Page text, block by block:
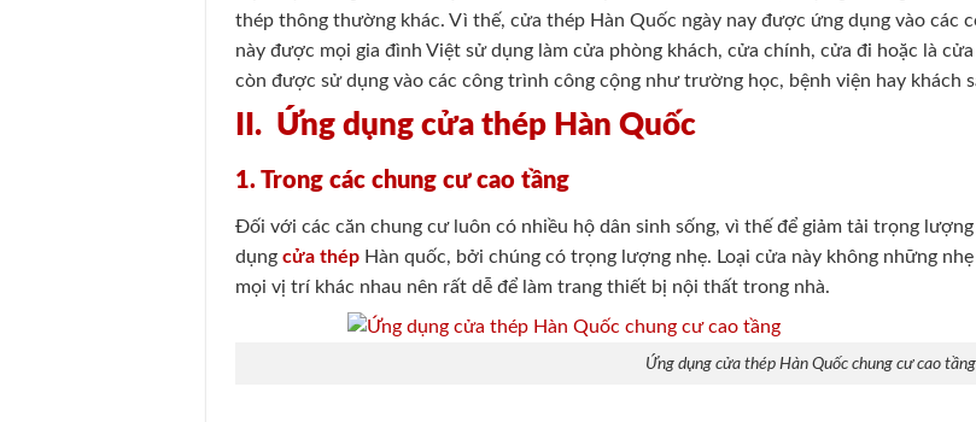
thép thông thường khác. Vì thế, cửa thép Hàn Quốc ngày nay được ứng dụng vào các
này được mọi gia đình Việt sử dụng làm cửa phòng khách, cửa chính, cửa đi hoặc là
còn được sử dụng vào các công trình công cộng như trường học, bệnh viện hay khách
II. Ứng dụng cửa thép Hàn Quốc
1. Trong các chung cư cao tầng
Đối với các căn chung cư luôn có nhiều hộ dân sinh sống, vì thế để giảm tải trọng
dụngcửa thép Hàn quốc, bởi chúng có trọng lượng nhẹ. Loại cửa này không những
mọi vị trí khác nhau nên rất dễ để làm trang thiết bị nội thất trong nhà.
Ứng dụng cửa thép Hàn Quốc chung cư cao tầng